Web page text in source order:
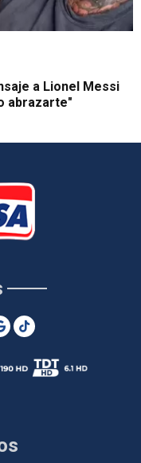
a Lionel Messi
abrazarte"